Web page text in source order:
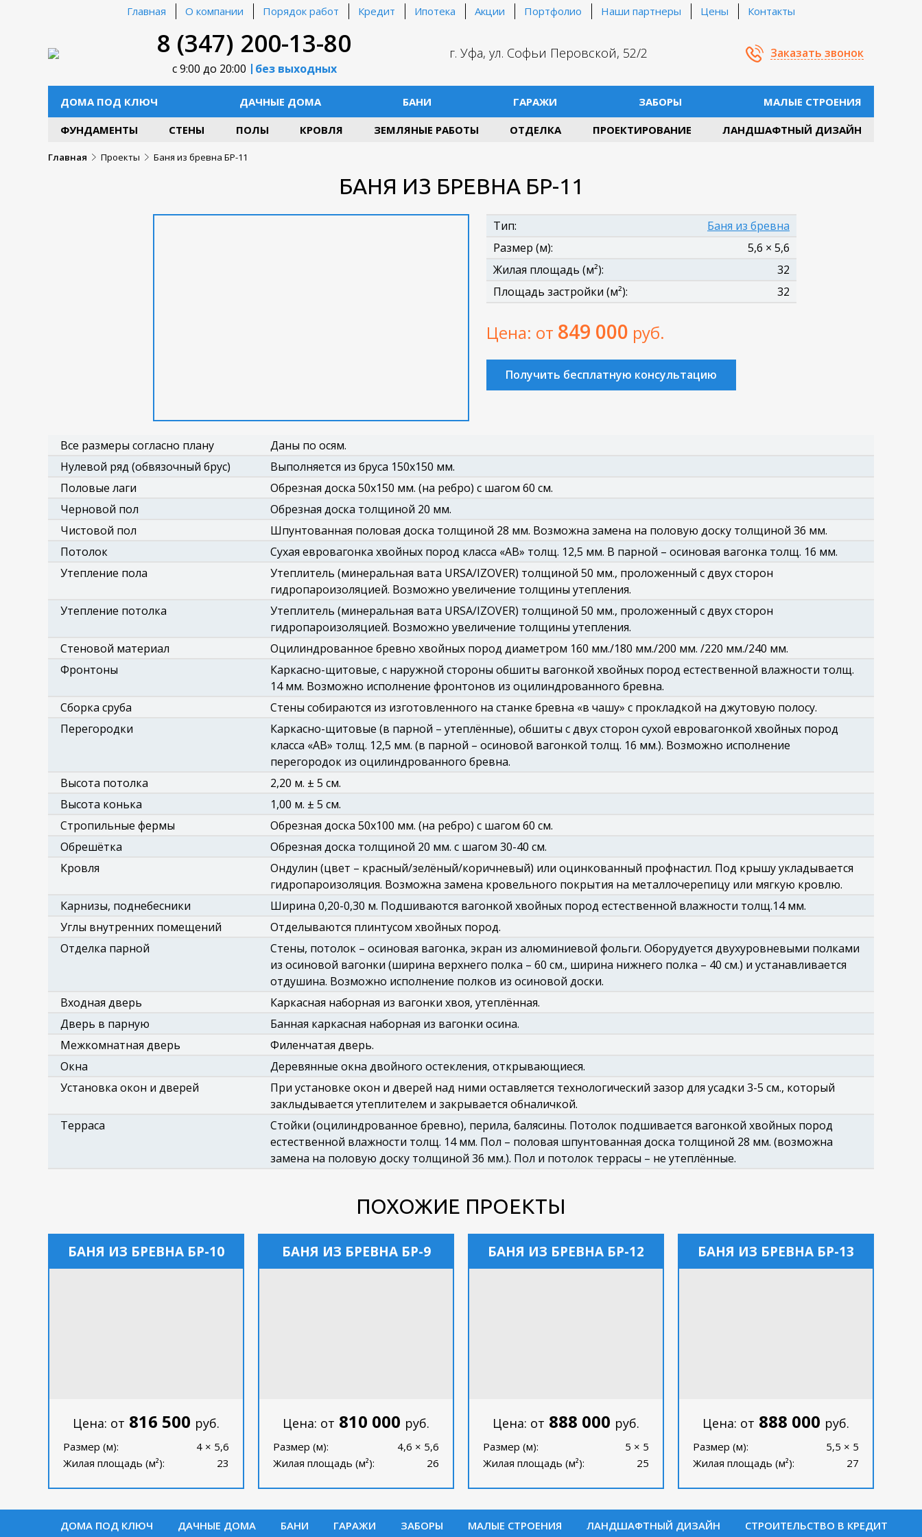
Главная О компании Порядок работ Кредит Ипотека Акции Портфолио Наши партнеры Цены Контакты
8 (347) 200-13-80
с 9:00 до 20:00 без выходных
г. Уфа, ул. Софьи Перовской, 52/2 Заказать звонок
ДОМА ПОД КЛЮЧ ДАЧНЫЕ ДОМА БАНИ ГАРАЖИ ЗАБОРЫ МАЛЫЕ СТРОЕНИЯ
ФУНДАМЕНТЫ СТЕНЫ ПОЛЫ КРОВЛЯ ЗЕМЛЯНЫЕ РАБОТЫ ОТДЕЛКА ПРОЕКТИРОВАНИЕ ЛАНДШАФТНЫЙ ДИЗАЙН
Главная Проекты Баня из бревна БР-11
БАНЯ ИЗ БРЕВНА БР-11
Тип:
Баня из бревна
Размер (м):
5,6 × 5,6
Жилая площадь (м²):
32
Площадь застройки (м²):
32
Цена: от 849 000 руб.
Получить бесплатную консультацию
Все размеры согласно плану
Даны по осям.
Нулевой ряд (обвязочный брус)
Выполняется из бруса 150х150 мм.
Половые лаги
Обрезная доска 50х150 мм. (на ребро) с шагом 60 см.
Черновой пол
Обрезная доска толщиной 20 мм.
Чистовой пол
Шпунтованная половая доска толщиной 28 мм. Возможна замена на половую доску толщиной 36 мм.
Потолок
Сухая евровагонка хвойных пород класса «АВ» толщ. 12,5 мм. В парной – осиновая вагонка толщ. 16 мм.
Утепление пола
Утеплитель (минеральная вата URSA/IZOVER) толщиной 50 мм., проложенный с двух сторон
гидропароизоляцией. Возможно увеличение толщины утепления.
Утепление потолка
Утеплитель (минеральная вата URSA/IZOVER) толщиной 50 мм., проложенный с двух сторон
гидропароизоляцией. Возможно увеличение толщины утепления.
Стеновой материал
Оцилиндрованное бревно хвойных пород диаметром 160 мм./180 мм./200 мм. /220 мм./240 мм.
Фронтоны
Каркасно-щитовые, с наружной стороны обшиты вагонкой хвойных пород естественной влажности толщ.
14 мм. Возможно исполнение фронтонов из оцилиндрованного бревна.
Сборка сруба
Стены собираются из изготовленного на станке бревна «в чашу» с прокладкой на джутовую полосу.
Перегородки
Каркасно-щитовые (в парной – утеплённые), обшиты с двух сторон сухой евровагонкой хвойных пород
класса «АВ» толщ. 12,5 мм. (в парной – осиновой вагонкой толщ. 16 мм.). Возможно исполнение
перегородок из оцилиндрованного бревна.
Высота потолка
2,20 м. ± 5 см.
Высота конька
1,00 м. ± 5 см.
Стропильные фермы
Обрезная доска 50х100 мм. (на ребро) с шагом 60 см.
Обрешётка
Обрезная доска толщиной 20 мм. с шагом 30-40 см.
Кровля
Ондулин (цвет – красный/зелёный/коричневый) или оцинкованный профнастил. Под крышу укладывается
гидропароизоляция. Возможна замена кровельного покрытия на металлочерепицу или мягкую кровлю.
Карнизы, поднебесники
Ширина 0,20-0,30 м. Подшиваются вагонкой хвойных пород естественной влажности толщ.14 мм.
Углы внутренних помещений
Отделываются плинтусом хвойных пород.
Отделка парной
Стены, потолок – осиновая вагонка, экран из алюминиевой фольги. Оборудуется двухуровневыми полками
из осиновой вагонки (ширина верхнего полка – 60 см., ширина нижнего полка – 40 см.) и устанавливается
отдушина. Возможно исполнение полков из осиновой доски.
Входная дверь
Каркасная наборная из вагонки хвоя, утеплённая.
Дверь в парную
Банная каркасная наборная из вагонки осина.
Межкомнатная дверь
Филенчатая дверь.
Окна
Деревянные окна двойного остекления, открывающиеся.
Установка окон и дверей
При установке окон и дверей над ними оставляется технологический зазор для усадки 3-5 см., который
заклыдывается утеплителем и закрывается обналичкой.
Терраса
Стойки (оцилиндрованное бревно), перила, балясины. Потолок подшивается вагонкой хвойных пород
естественной влажности толщ. 14 мм. Пол – половая шпунтованная доска толщиной 28 мм. (возможна
замена на половую доску толщиной 36 мм.). Пол и потолок террасы – не утеплённые.
ПОХОЖИЕ ПРОЕКТЫ
БАНЯ ИЗ БРЕВНА БР-10
Цена: от 816 500 руб.
Размер (м):
4 × 5,6
Жилая площадь (м²):
23
БАНЯ ИЗ БРЕВНА БР-9
Цена: от 810 000 руб.
Размер (м):
4,6 × 5,6
Жилая площадь (м²):
26
БАНЯ ИЗ БРЕВНА БР-12
Цена: от 888 000 руб.
Размер (м):
5 × 5
Жилая площадь (м²):
25
БАНЯ ИЗ БРЕВНА БР-13
Цена: от 888 000 руб.
Размер (м):
5,5 × 5
Жилая площадь (м²):
27
ДОМА ПОД КЛЮЧ ДАЧНЫЕ ДОМА БАНИ ГАРАЖИ ЗАБОРЫ МАЛЫЕ СТРОЕНИЯ ЛАНДШАФТНЫЙ ДИЗАЙН СТРОИТЕЛЬСТВО В КРЕДИТ